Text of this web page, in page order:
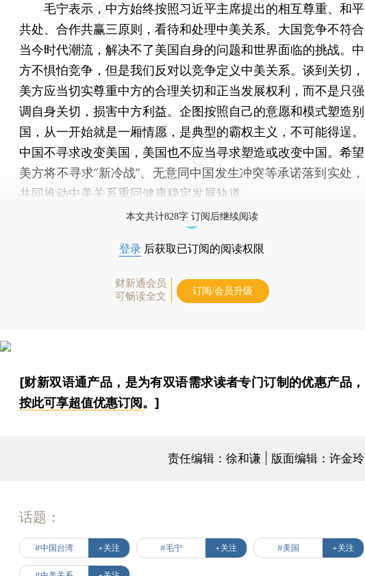
毛宁表示，中方始终按照习近平主席提出的相互尊重、和平
共处、合作共赢三原则，看待和处理中美关系。大国竞争不符合
当今时代潮流，解决不了美国自身的问题和世界面临的挑战。中
方不惧怕竞争，但是我们反对以竞争定义中美关系。谈到关切，
美方应当切实尊重中方的合理关切和正当发展权利，而不是只强
调自身关切，损害中方利益。企图按照自己的意愿和模式塑造别
国，从一开始就是一厢情愿，是典型的霸权主义，不可能得逞。
中国不寻求改变美国，美国也不应当寻求塑造或改变中国。希望
美方将不寻求“新冷战”、无意同中国发生冲突等承诺落到实处，
共同推动中美关系重回健康稳定发展轨道。
本文共计828字 订阅后继续阅读
登录 后获取已订阅的阅读权限
财新通会员
可畅读全文
订阅/会员升级
[财新双语通产品，是为有双语需求读者专门订制的优惠产品，
按此可享超值优惠订阅。]
责任编辑：徐和谦 | 版面编辑：许金玲
话题：
#中国台湾 +关注 #毛宁 +关注 #美国 +关注